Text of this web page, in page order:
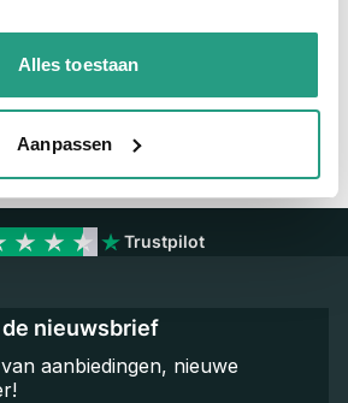
Alles toestaan
Aanpassen
ma t/m vr van 08:00 tot 17:00 uur.
Trustpilot
nieuwsbrief
aanbiedingen, nieuwe